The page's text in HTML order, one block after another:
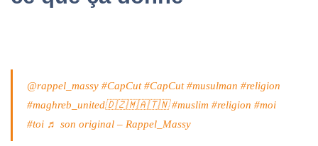
@rappel_massy #CapCut #CapCut #musulman #religion
#maghreb_united🇩🇿🇲🇦🇹🇳 #muslim #religion #moi
#toi ♬ son original – Rappel_Massy